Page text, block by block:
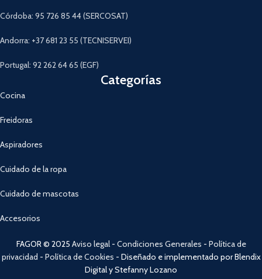
Córdoba: 95 726 85 44 (SERCOSAT)
Andorra: +37 681 23 55 (TECNISERVEI)
Portugal: 92 262 64 65 (EGF)
Categorías
Cocina
Freidoras
Aspiradores
Cuidado de la ropa
Cuidado de mascotas
Accesorios
FAGOR © 2025 Aviso legal- Condiciones Generales - Política de
privacidad - Política de Cookies - Diseñado e implementado por Blendix
Digital y Stefanny Lozano